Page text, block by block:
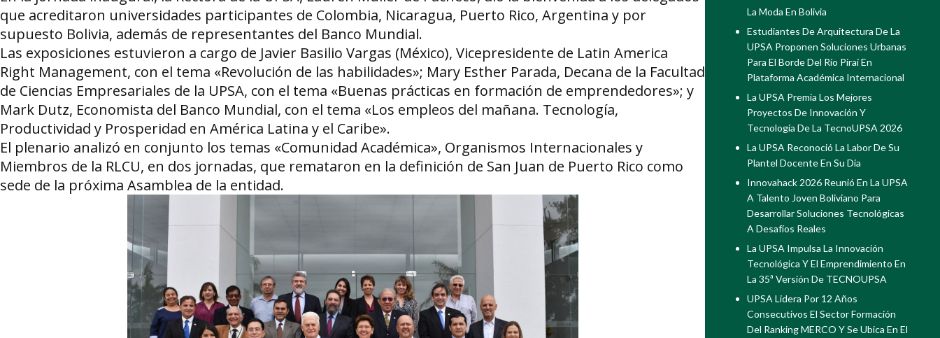
que acreditaron universidades participantes de Colombia, Nicaragua, Puerto Rico, Argentina y por
supuesto Bolivia, además de representantes del Banco Mundial.
Las exposiciones estuvieron a cargo de Javier Basilio Vargas (México), Vicepresidente de Latin America
Right Management, con el tema «Revolución de las habilidades»; Mary Esther Parada, Decana de la Facultad
de Ciencias Empresariales de la UPSA, con el tema «Buenas prácticas en formación de emprendedores»; y
Mark Dutz, Economista del Banco Mundial, con el tema «Los empleos del mañana. Tecnología,
Productividad y Prosperidad en América Latina y el Caribe».
El plenario analizó en conjunto los temas «Comunidad Académica», Organismos Internacionales y
Miembros de la RLCU, en dos jornadas, que remataron en la definición de San Juan de Puerto Rico como
sede de la próxima Asamblea de la entidad.
La Moda En Bolivia
Estudiantes De Arquitectura De La
UPSA Proponen Soluciones Urbanas
Para El Borde Del Río Piraí En
Plataforma Académica Internacional
La UPSA Premia Los Mejores
Proyectos De Innovación Y
Tecnología De La TecnoUPSA 2026
La UPSA Reconoció La Labor De Su
Plantel Docente En Su Día
Innovahack 2026 Reunió En La UPSA
A Talento Joven Boliviano Para
Desarrollar Soluciones Tecnológicas
A Desafíos Reales
La UPSA Impulsa La Innovación
Tecnológica Y El Emprendimiento En
La 35ª Versión De TECNOUPSA
UPSA Lidera Por 12 Años
Consecutivos El Sector Formación
Del Ranking MERCO Y Se Ubica En El